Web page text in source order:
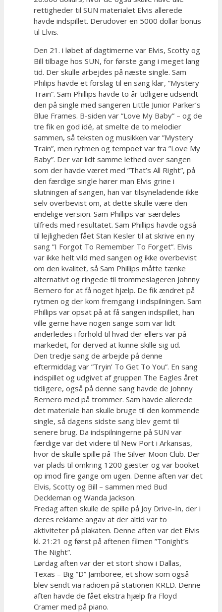
rettigheder til SUN materialet Elvis allerede
havde indspillet. Derudover en 5000 dollar bonus
til Elvis.
Den 21. i løbet af dagtimerne var Elvis, Scotty og
Bill tilbage hos SUN, for første gang i meget lang
tid. Der skulle arbejdes på næste single. Sam
Philips havde et forslag til en sang klar, ”Mystery
Train”. Sam Phillips havde to år tidligere udsendt
den på single med sangeren Little Junior Parker’s
Blue Frames. B-siden var ”Love My Baby” – og de
tre fik en god idé, at smelte de to melodier
sammen, så teksten og musikken var ”Mystery
Train”, men rytmen og tempoet var fra ”Love My
Baby”. Der var lidt samme lethed over sangen
som der havde været med ”That’s All Right”, på
den færdige single hører man Elvis grine i
slutningen af sangen, han var tilsyneladende ikke
selv overbevist om, at dette skulle være den
endelige version. Sam Phillips var særdeles
tilfreds med resultatet. Sam Phillips havde også
til lejligheden fået Stan Kesler til at skrive en ny
sang ”I Forgot To Remember To Forget”. Elvis
var ikke helt vild med sangen og ikke overbevist
om den kvalitet, så Sam Phillips måtte tænke
alternativt og ringede til trommeslageren Johnny
Bernero for at få noget hjælp. De fik ændret på
rytmen og der kom fremgang i indspilningen. Sam
Phillips var opsat på at få sangen indspillet, han
ville gerne have nogen sange som var lidt
anderledes i forhold til hvad der ellers var på
markedet, for derved at kunne skille sig ud.
Den tredje sang de arbejde på denne
eftermiddag var ”Tryin’ To Get To You”. En sang
indspillet og udgivet af gruppen The Eagles året
tidligere, også på denne sang havde de Johnny
Bernero med på trommer. Sam havde allerede
det materiale han skulle bruge til den kommende
single, så dagens sidste sang blev gemt til
senere brug. Da indspilningerne på SUN var
færdige var det videre til New Port i Arkansas,
hvor de skulle spille på The Silver Moon Club. Der
var plads til omkring 1200 gæster og var booket
op imod fire gange om ugen. Denne aften var det
Elvis, Scotty og Bill – sammen med Bud
Deckleman og Wanda Jackson.
Fredag aften skulle de spille på Joy Drive-In, der i
deres reklame angav at der altid var to
aktiviteter på plakaten. Denne aften var det Elvis
kl. 21:21 og først på aftenen filmen ”Tonight’s
The Night”.
Lørdag aften var der et stort show i Dallas,
Texas – Big ”D” Jamboree, et show som også
blev sendt via radioen på stationen KRLD. Denne
aften havde de fået ekstra hjælp fra Floyd
Cramer med på piano.